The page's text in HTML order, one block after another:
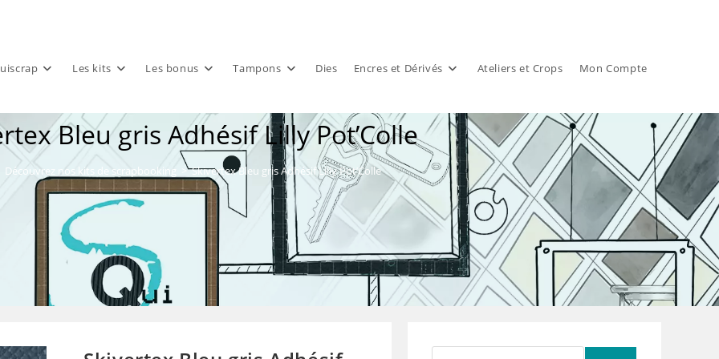
Les kits Les bonus Tampons Dies Encres et Dérivés Ateliers et Crops Mon Compte
Bleu gris Adhésif Lilly Pot’Colle
Découvrez nos kits de scrapbooking > Skivertex Bleu gris Adhésif Lilly Pot’Colle